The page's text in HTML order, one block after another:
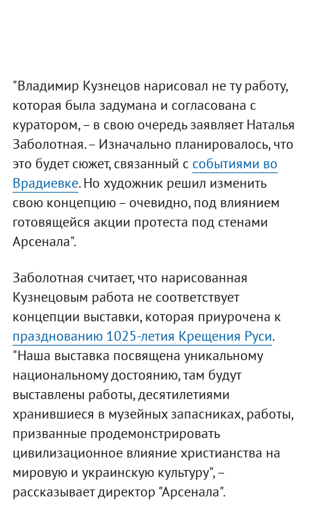
"Владимир Кузнецов нарисовал не ту работу,
которая была задумана и согласована с
куратором, – в свою очередь заявляет Наталья
Заболотная. – Изначально планировалось, что
это будет сюжет, связанный с событиями во
Врадиевке. Но художник решил изменить
свою концепцию – очевидно, под влиянием
готовящейся акции протеста под стенами
Арсенала".
Заболотная считает, что нарисованная
Кузнецовым работа не соответствует
концепции выставки, которая приурочена к
празднованию 1025-летия Крещения Руси.
"Наша выставка посвящена уникальному
национальному достоянию, там будут
выставлены работы, десятилетиями
хранившиеся в музейных запасниках, работы,
призванные продемонстрировать
цивилизационное влияние христианства на
мировую и украинскую культуру", –
рассказывает директор "Арсенала".